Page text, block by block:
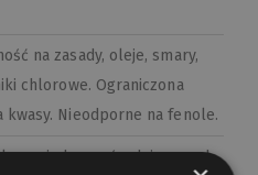
na zasady, oleje, smary,
chlorowe. Ograniczona
kwasy. Nieodporne na fenole.
bezpośrednio przed